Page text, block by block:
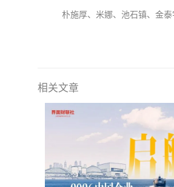
朴施厚、米娜、池石镇、金
相关文章